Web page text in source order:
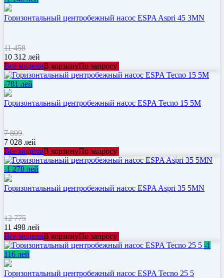
Горизонтальный центробежный насос ESPA Aspri 45 3MN
11 458
10 312 лей
Все моделиВ корзинуПо запросу
-781 лей
Горизонтальный центробежный насос ESPA Tecno 15 5M
7 809
7 028 лей
Все моделиВ корзинуПо запросу
-1 278 лей
Горизонтальный центробежный насос ESPA Aspri 35 5MN
12 775
11 498 лей
Все моделиВ корзинуПо запросу
-1
116 лей
Горизонтальный центробежный насос ESPA Tecno 25 5